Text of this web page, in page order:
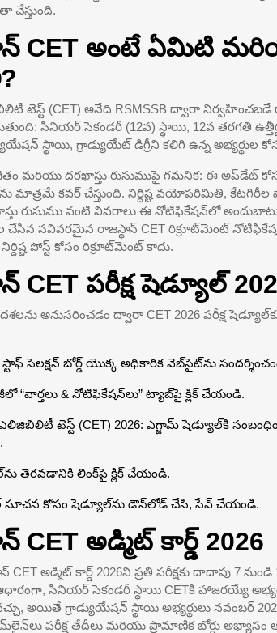
చేస్తుంది.
CET అంటే ఏమిటి
టెస్ట్ (CET) అనేది RSMSSB ద్వారా నిర్వహించబడే
సీనియర్ సెకండరీ (12వ) స్థాయి, 12వ తరగతి
స్థాయి, గ్రాడ్యుయేట్ డిగ్రీని కలిగి ఉన్న అభ్యర్థుల
మరియు దరఖాస్తు రుసుముపై గమనిక: ఈ అప్‌డేట్
మాత్రమే కవర్ చేస్తుంది. నిర్దిష్ట వయోపరిమితి,
రుసుము వంటి వివరాలు ఈ నోటిఫికేషన్‌లో
చేసిన సవివరమైన రాజస్థాన్ CET రిక్రూట్‌మెంట్
పోస్ట్ కోసం రిక్రూట్‌మెంట్ కాదు.
CET పరీక్ష షెడ్యూల్
దశలను అనుసరించడం ద్వారా CET 2026 పరీక్ష
సెలక్షన్ బోర్డ్ యొక్క అధికారిక వెబ్‌సైట్‌ను
& నోటిఫికేషన్‌లు” ట్యాబ్‌పై క్లిక్ చేయండి.
టెస్ట్ (CET) 2026: ఎగ్జామ్ షెడ్యూల్‌కి
తెరవడానికి లింక్‌పై క్లిక్ చేయండి.
సూచన కోసం షెడ్యూల్‌ను డౌన్‌లోడ్ చేసి, సేవ్ చేయండి.
CET అడ్మిట్ కార్డ్ 2026
CET అడ్మిట్ కార్డ్ 2026ని ప్రతి పరీక్షకు దాదాపు 7
సీనియర్ సెకండరీ స్థాయి CETకి హాజరయ్యే
అయితే గ్రాడ్యుయేషన్ స్థాయి అభ్యర్థులు నవంబర్
పరీక్ష తేదీలు మరియు ప్రామాణిక బోర్డు